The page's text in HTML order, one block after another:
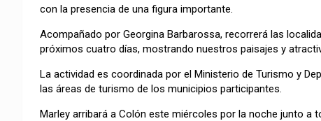
con la presencia de una figura importante.
Acompañado por Georgina Barbarossa, recorrerá las
próximos cuatro días, mostrando nuestros paisajes y
La actividad es coordinada por el Ministerio de Turismo y
las áreas de turismo de los municipios participantes.
Marley arribará a Colón este miércoles por la noche junto a